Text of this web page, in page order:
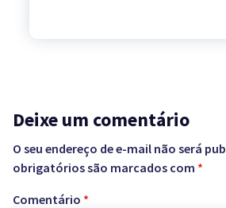
Deixe um comentário
O seu endereço de e-mail não será
obrigatórios são marcados com *
Comentário *